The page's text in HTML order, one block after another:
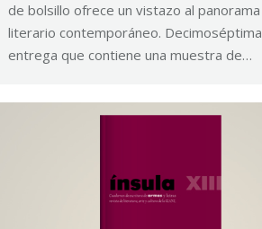
de bolsillo ofrece un vistazo al panorama
literario contemporáneo. Decimoséptima
entrega que contiene una muestra de…